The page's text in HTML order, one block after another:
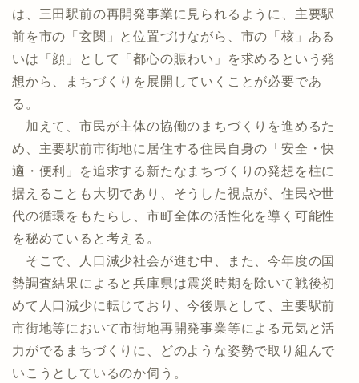
は、三田駅前の再開発事業に見られるように、主要駅
前を市の「玄関」と位置づけながら、市の「核」ある
いは「顔」として「都心の賑わい」を求めるという発
想から、まちづくりを展開していくことが必要であ
る。
加えて、市民が主体の協働のまちづくりを進めるた
め、主要駅前市街地に居住する住民自身の「安全・快
適・便利」を追求する新たなまちづくりの発想を柱に
据えることも大切であり、そうした視点が、住民や世
代の循環をもたらし、市町全体の活性化を導く可能性
を秘めていると考える。
そこで、人口減少社会が進む中、また、今年度の国
勢調査結果によると兵庫県は震災時期を除いて戦後初
めて人口減少に転じており、今後県として、主要駅前
市街地等において市街地再開発事業等による元気と活
力がでるまちづくりに、どのような姿勢で取り組んで
いこうとしているのか伺う。